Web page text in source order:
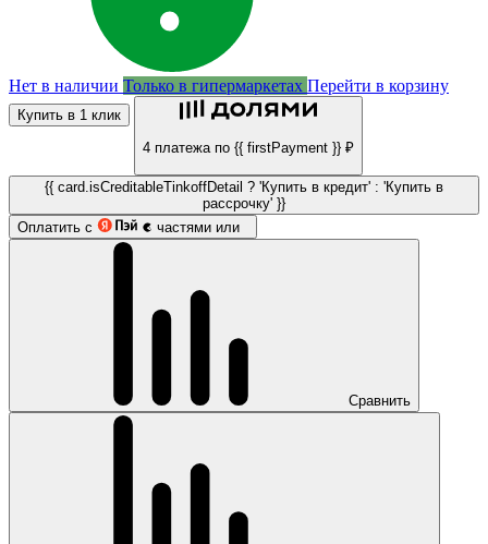
Нет в наличии Только в гипермаркетах Перейти в корзину
Купить в 1 клик
4 платежа по {{ firstPayment }} ₽
{{ card.isCreditableTinkoffDetail ? 'Купить в кредит' : 'Купить в
рассрочку' }}
Оплатить с
частями или
Сравнить